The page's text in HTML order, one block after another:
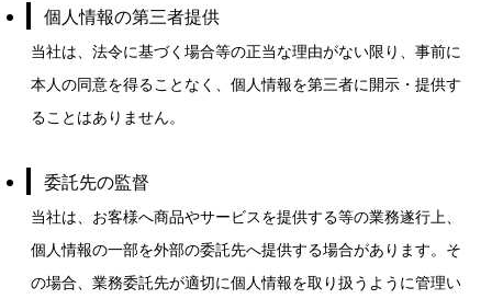
個人情報の第三者提供
当社は、法令に基づく場合等の正当な理由がない限り、事前に
本人の同意を得ることなく、個人情報を第三者に開示・提供す
ることはありません。
委託先の監督
当社は、お客様へ商品やサービスを提供する等の業務遂行上、
個人情報の一部を外部の委託先へ提供する場合があります。そ
の場合、業務委託先が適切に個人情報を取り扱うように管理い